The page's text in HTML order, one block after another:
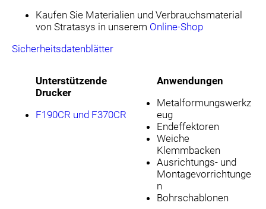
Kaufen Sie Materialien und Verbrauchsmaterial
von Stratasys in unserem Online-Shop
Sicherheitsdatenblätter
Unterstützende
Drucker
F190CR und F370CR
Anwendungen
Metalformungswerkz
eug
Endeffektoren
Weiche
Klemmbacken
Ausrichtungs- und
Montagevorrichtunge
n
Bohrschablonen